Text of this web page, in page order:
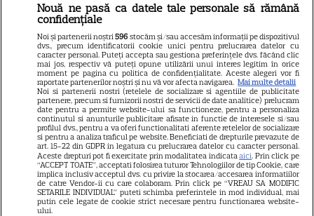
ALTE ARTICOLE
INTERESANTE
13
VEDETE STRĂINE
Tom Holland, decizie radicală
pentru noul său film! Ce
promisiune a făcut actorul
după momentele virale în care
a făcut senzație prin dans
Nouă ne pasă ca datele tale personale să rămână
confidențiale
Noi și partenerii noștri596 stocăm și/sau accesăm informații pe dispozitivul
dvs., precum identificatorii cookie unici pentru prelucrarea datelor cu
caracter personal. Puteți accepta sau gestiona preferințele dvs. făcând clic
mai jos, respectiv vă puteți opune utilizării unui interes legitim în orice
moment pe pagina cu politica de confidențialitate. Aceste alegeri vor fi
raportate partenerilor noștri și nu vă vor afecta navigarea. Mai multe detalii
Noi si partenerii nostri (retelele de socializare si agentiile de publicitate
partenere, precum si furnizorii nostri de servicii de date analitice) prelucram
date pentru a permite website-ului sa functioneze, pentru a personaliza
continutul si anunturile publicitare afisate in functie de interesele si/sau
profilul dvs., pentru a va oferi functionalitati aferente retelelor de socializare
si pentru a analiza traficul pe website. Beneficiati de drepturile prevazute de
art. 15-22 din GDPR in legatura cu prelucrarea datelor cu caracter personal.
Aceste drepturi pot fi exercitate prin modalitatea indicataaici. Prin click pe
“ACCEPT TOATE”, acceptati folosirea tuturor Tehnologiilor de tip Cookie, care
implica inclusiv acceptul dvs. cu privire la stocarea/accesarea informatiilor
de catre Vendor-ii cu care colaboram. Prin click pe “VREAU SA MODIFIC
SETARILE INDIVIDUAL” puteti schimba preferintele in mod individual, mai
putin cele legate de cookie strict necesare pentru functionarea website-
ului.